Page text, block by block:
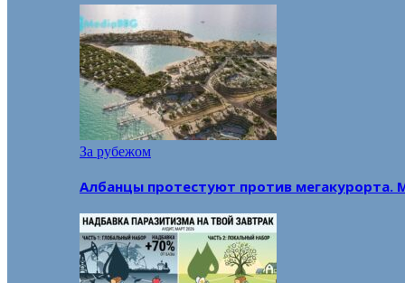
За рубежом
Албанцы протестуют против мегакурорта.